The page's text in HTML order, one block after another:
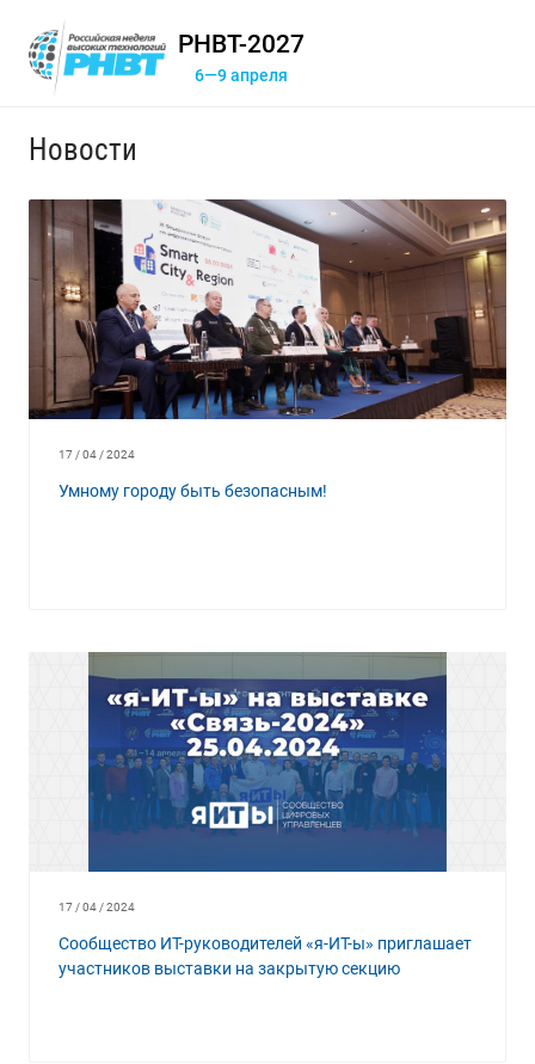
РНВТ-2027
6—9 апреля
Новости
17 / 04 / 2024
Умному городу быть безопасным!
17 / 04 / 2024
Сообщество ИТ-руководителей «я-ИТ-ы» приглашает
участников выставки на закрытую секцию